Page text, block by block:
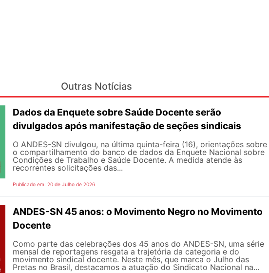
Outras Notícias
Dados da Enquete sobre Saúde Docente serão
divulgados após manifestação de seções sindicais
O ANDES-SN divulgou, na última quinta-feira (16), orientações sobre
o compartilhamento do banco de dados da Enquete Nacional sobre
Condições de Trabalho e Saúde Docente. A medida atende às
recorrentes solicitações das...
Publicado em: 20 de Julho de 2026
ANDES-SN 45 anos: o Movimento Negro no Movimento
Docente
Como parte das celebrações dos 45 anos do ANDES-SN, uma série
mensal de reportagens resgata a trajetória da categoria e do
movimento sindical docente. Neste mês, que marca o Julho das
Pretas no Brasil, destacamos a atuação do Sindicato Nacional na...